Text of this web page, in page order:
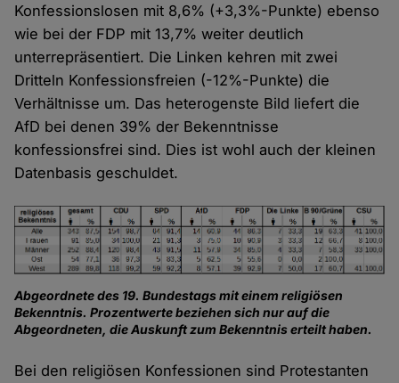
Konfessionslosen mit 8,6% (+3,3%-Punkte) ebenso
wie bei der FDP mit 13,7% weiter deutlich
unterrepräsentiert. Die Linken kehren mit zwei
Dritteln Konfessionsfreien (-12%-Punkte) die
Verhältnisse um. Das heterogenste Bild liefert die
AfD bei denen 39% der Bekenntnisse
konfessionsfrei sind. Dies ist wohl auch der kleinen
Datenbasis geschuldet.
Abgeordnete des 19. Bundestags mit einem religiösen
Bekenntnis. Prozentwerte beziehen sich nur auf die
Abgeordneten, die Auskunft zum Bekenntnis erteilt haben.
Bei den religiösen Konfessionen sind Protestanten